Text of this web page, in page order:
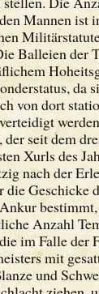
Mannen ist
Balleien der
da
von dort
seit dem
Xurls des
nach der
die Geschicke
Anzahl
im Falle der
mit
und